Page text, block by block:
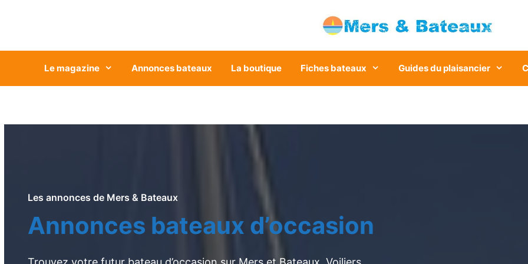
Le magazine Annonces bateaux La boutique Fiches bateaux Guides du plaisancier
Les annonces de Mers & Bateaux
Annonces bateaux d’occasion